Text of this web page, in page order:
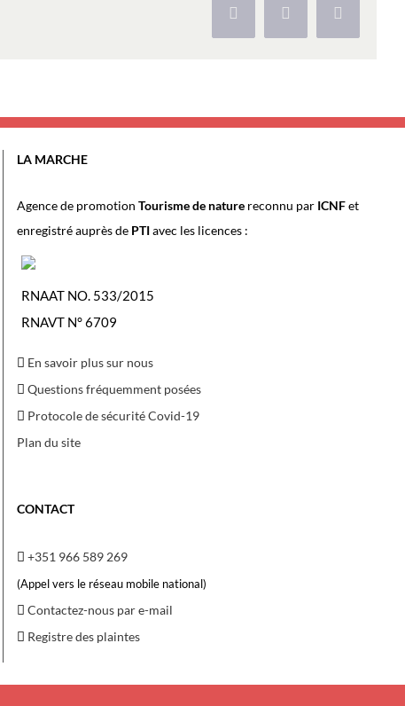
Facebook
X Pinterest
LA MARCHE
Agence de promotion Tourisme de nature reconnu par ICNFet
enregistré auprès de PTIavec les licences :
RNAAT NO. 533/2015
RNAVT N° 6709
En savoir plus sur nous
Questions fréquemment posées
Protocole de sécurité Covid-19
Plan du site
CONTACT
+351 966 589 269
(Appel vers le réseau mobile national)
Contactez-nous par e-mail
Registre des plaintes